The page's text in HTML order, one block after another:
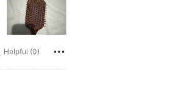
Helpful (0)